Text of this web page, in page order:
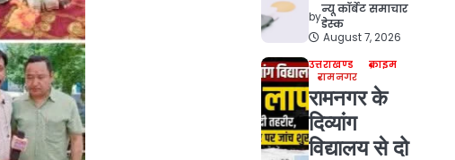
by
न्यू कॉर्बेट समाचार
डेस्क
August 7, 2026
उत्तराखण्ड
क्राइम
रामनगर
रामनगर के
दिव्यांग
विद्यालय से दो